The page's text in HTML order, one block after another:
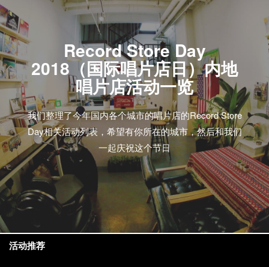
Record Store Day
2018（国际唱片店日）内地
唱片店活动一览
我们整理了今年国内各个城市的唱片店的Record Store
Day相关活动列表，希望有你所在的城市，然后和我们
一起庆祝这个节日
活动推荐